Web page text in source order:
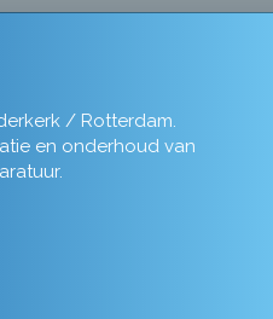
/ Rotterdam.
en onderhoud van